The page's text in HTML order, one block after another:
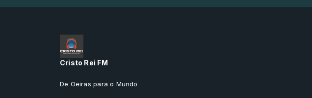
Cristo Rei FM
De Oeiras para o Mundo